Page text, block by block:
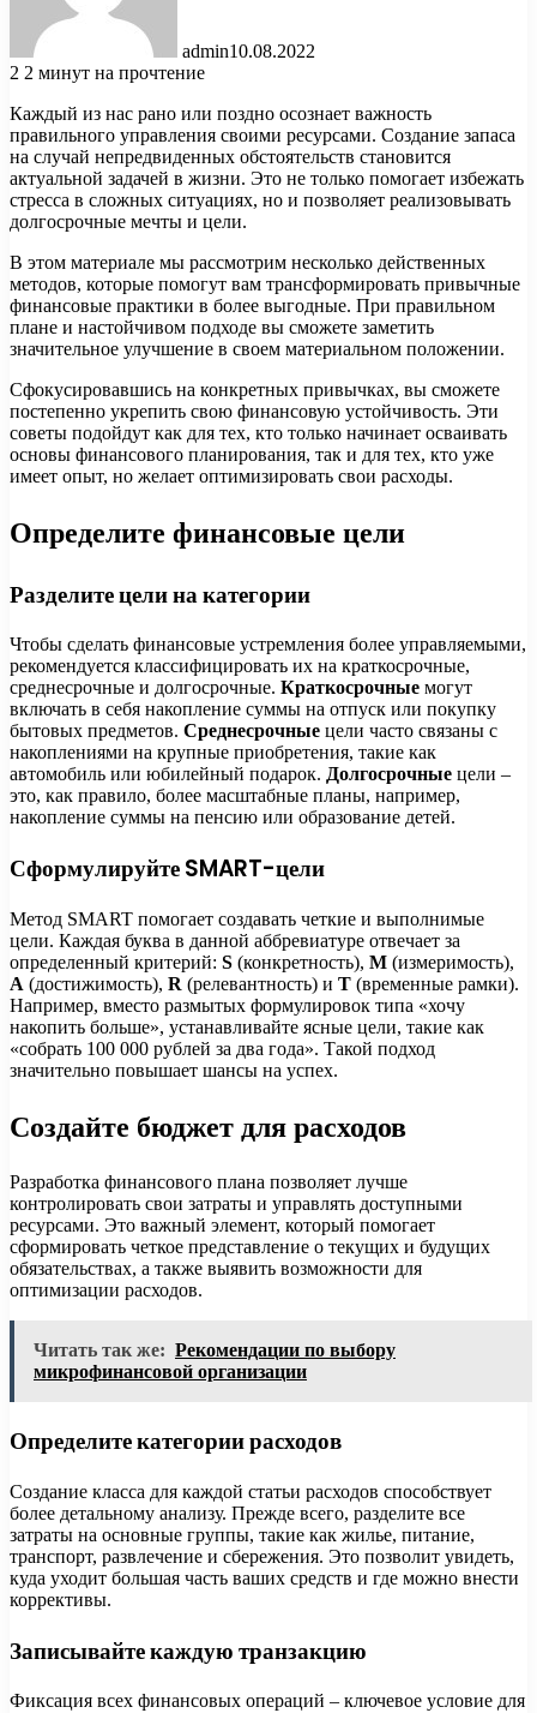
admin10.08.2022
2 2 минут на прочтение
Каждый из нас рано или поздно осознает важность
правильного управления своими ресурсами. Создание запаса
на случай непредвиденных обстоятельств становится
актуальной задачей в жизни. Это не только помогает избежать
стресса в сложных ситуациях, но и позволяет реализовывать
долгосрочные мечты и цели.
В этом материале мы рассмотрим несколько действенных
методов, которые помогут вам трансформировать привычные
финансовые практики в более выгодные. При правильном
плане и настойчивом подходе вы сможете заметить
значительное улучшение в своем материальном положении.
Сфокусировавшись на конкретных привычках, вы сможете
постепенно укрепить свою финансовую устойчивость. Эти
советы подойдут как для тех, кто только начинает осваивать
основы финансового планирования, так и для тех, кто уже
имеет опыт, но желает оптимизировать свои расходы.
Определите финансовые цели
Разделите цели на категории
Чтобы сделать финансовые устремления более управляемыми,
рекомендуется классифицировать их на краткосрочные,
среднесрочные и долгосрочные. Краткосрочные могут
включать в себя накопление суммы на отпуск или покупку
бытовых предметов. Среднесрочные цели часто связаны с
накоплениями на крупные приобретения, такие как
автомобиль или юбилейный подарок. Долгосрочные цели –
это, как правило, более масштабные планы, например,
накопление суммы на пенсию или образование детей.
Сформулируйте SMART-цели
Метод SMART помогает создавать четкие и выполнимые
цели. Каждая буква в данной аббревиатуре отвечает за
определенный критерий: S (конкретность), M (измеримость),
A (достижимость), R (релевантность) и T (временные рамки).
Например, вместо размытых формулировок типа «хочу
накопить больше», устанавливайте ясные цели, такие как
«собрать 100 000 рублей за два года». Такой подход
значительно повышает шансы на успех.
Создайте бюджет для расходов
Разработка финансового плана позволяет лучше
контролировать свои затраты и управлять доступными
ресурсами. Это важный элемент, который помогает
сформировать четкое представление о текущих и будущих
обязательствах, а также выявить возможности для
оптимизации расходов.
Читать так же: Рекомендации по выбору
микрофинансовой организации
Определите категории расходов
Создание класса для каждой статьи расходов способствует
более детальному анализу. Прежде всего, разделите все
затраты на основные группы, такие как жилье, питание,
транспорт, развлечение и сбережения. Это позволит увидеть,
куда уходит большая часть ваших средств и где можно внести
коррективы.
Записывайте каждую транзакцию
Фиксация всех финансовых операций – ключевое условие для